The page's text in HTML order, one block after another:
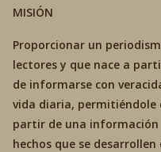
MISIÓN
Proporcionar un
lectores y que nace a
de informarse con
vida diaria,
partir de una
hechos que se